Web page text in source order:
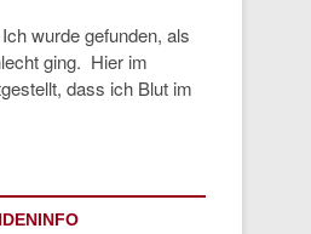
wurde gefunden, als
ging. Hier im
dass ich Blut im